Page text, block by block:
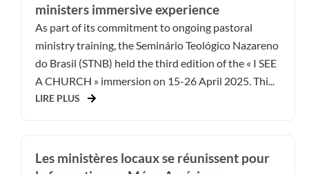
ministers immersive experience
As part of its commitment to ongoing pastoral
ministry training, the Seminário Teológico Nazareno
do Brasil (STNB) held the third edition of the « I SEE
A CHURCH » immersion on 15-26 April 2025. Thi...
LIRE PLUS
Les ministères locaux se réunissent pour